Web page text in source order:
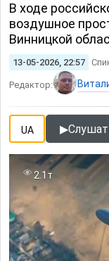
В ходе
воздушное
Винницкой
13-05-2026, 22:57
Редактор:
UA ▶
2.1т